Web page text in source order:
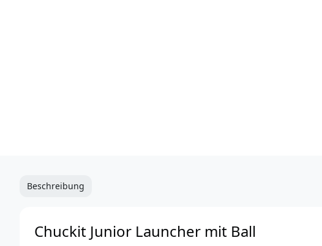
Beschreibung
Chuckit Junior Launcher mit Ball